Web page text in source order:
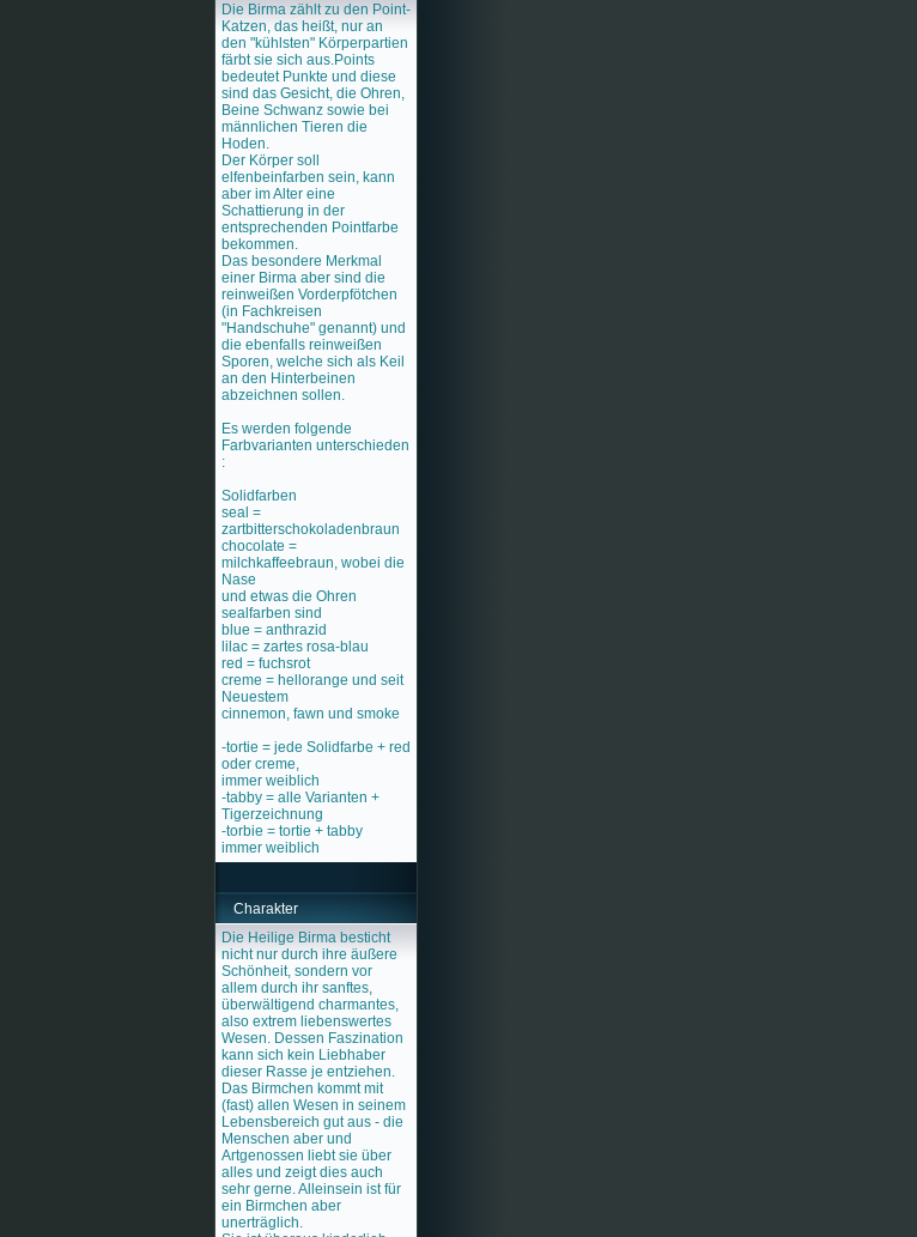
Die Birma zählt zu den Point-
Katzen, das heißt, nur an
den "kühlsten" Körperpartien
färbt sie sich aus.Points
bedeutet Punkte und diese
sind das Gesicht, die Ohren,
Beine Schwanz sowie bei
männlichen Tieren die
Hoden.
Der Körper soll
elfenbeinfarben sein, kann
aber im Alter eine
Schattierung in der
entsprechenden Pointfarbe
bekommen.
Das besondere Merkmal
einer Birma aber sind die
reinweißen Vorderpfötchen
(in Fachkreisen
"Handschuhe" genannt) und
die ebenfalls reinweißen
Sporen, welche sich als Keil
an den Hinterbeinen
abzeichnen sollen.
Es werden folgende
Farbvarianten unterschieden
:
Solidfarben
seal =
zartbitterschokoladenbraun
chocolate =
milchkaffeebraun, wobei die
Nase
und etwas die Ohren
sealfarben sind
blue = anthrazid
lilac = zartes rosa-blau
red = fuchsrot
creme = hellorange und seit
Neuestem
cinnemon, fawn und smoke
-tortie = jede Solidfarbe + red
oder creme,
immer weiblich
-tabby = alle Varianten +
Tigerzeichnung
-torbie = tortie + tabby
immer weiblich
Charakter
Die Heilige Birma besticht
nicht nur durch ihre äußere
Schönheit, sondern vor
allem durch ihr sanftes,
überwältigend charmantes,
also extrem liebenswertes
Wesen. Dessen Faszination
kann sich kein Liebhaber
dieser Rasse je entziehen.
Das Birmchen kommt mit
(fast) allen Wesen in seinem
Lebensbereich gut aus - die
Menschen aber und
Artgenossen liebt sie über
alles und zeigt dies auch
sehr gerne. Alleinsein ist für
ein Birmchen aber
unerträglich.